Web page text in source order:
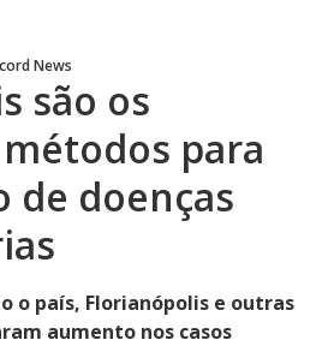
News
são os
para
de doenças
o país, Florianópolis e outras
aumento nos casos